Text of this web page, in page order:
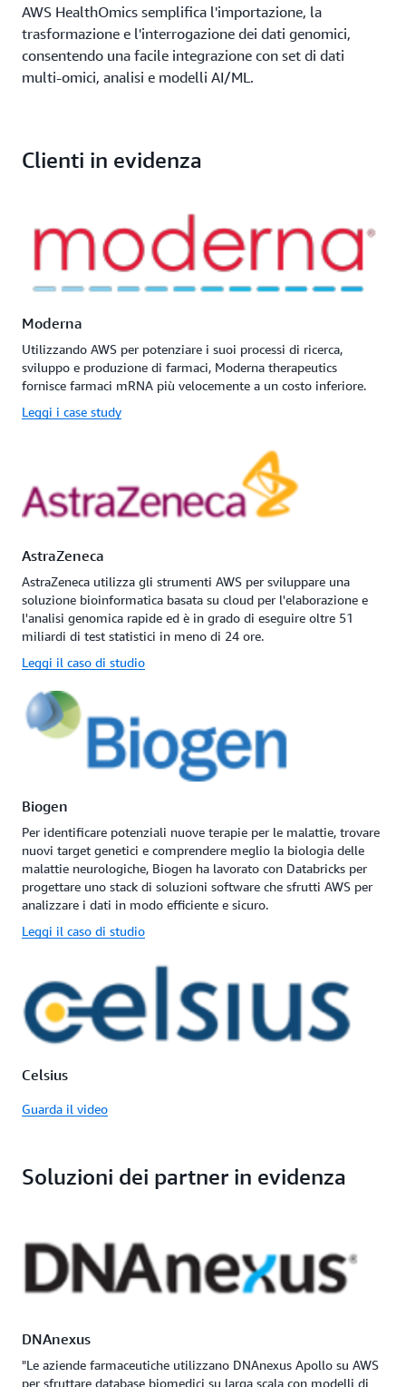
AWS HealthOmics semplifica l'importazione, la
trasformazione e l'interrogazione dei dati genomici,
consentendo una facile integrazione con set di dati
multi-omici, analisi e modelli AI/ML.
Clienti in evidenza
Moderna
Utilizzando AWS per potenziare i suoi processi di ricerca,
sviluppo e produzione di farmaci, Moderna therapeutics
fornisce farmaci mRNA più velocemente a un costo inferiore.
Leggi i case study
AstraZeneca
AstraZeneca utilizza gli strumenti AWS per sviluppare una
soluzione bioinformatica basata su cloud per l'elaborazione e
l'analisi genomica rapide ed è in grado di eseguire oltre 51
miliardi di test statistici in meno di 24 ore.
Leggi il caso di studio
Biogen
Per identificare potenziali nuove terapie per le malattie, trovare
nuovi target genetici e comprendere meglio la biologia delle
malattie neurologiche, Biogen ha lavorato con Databricks per
progettare uno stack di soluzioni software che sfrutti AWS per
analizzare i dati in modo efficiente e sicuro.
Leggi il caso di studio
Celsius
Guarda il video
Soluzioni dei partner in evidenza
DNAnexus
"Le aziende farmaceutiche utilizzano DNAnexus Apollo su AWS
per sfruttare database biomedici su larga scala con modelli di